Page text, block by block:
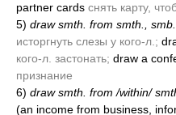
partner cards снять карту,
5) draw smth. from smth., smb.
исторгнуть слезы у кого-л.;
кого-л. застонать; draw a
признание
6) draw smth. from /within/
(an income from business,